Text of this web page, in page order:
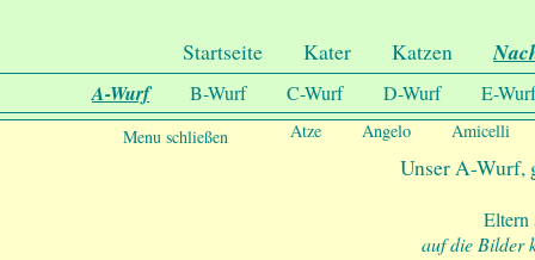
Startseite Kater Katzen
A-Wurf B-Wurf C-Wurf D-Wurf E-Wurf
Atze Angelo Amicelli
Menu schließen
Unser A-Wurf,
auf die Bilder